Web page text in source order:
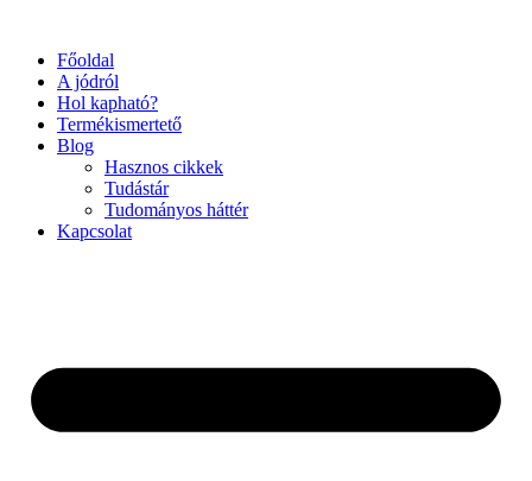
tartalomhoz
Főoldal
A jódról
Hol kapható?
Termékismertető
Blog
Hasznos cikkek
Tudástár
Tudományos háttér
Kapcsolat